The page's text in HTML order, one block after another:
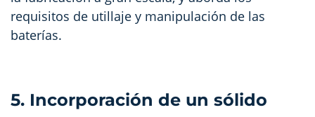
requisitos de utillaje y manipulación de las
baterías.
5. Incorporación de un sólido